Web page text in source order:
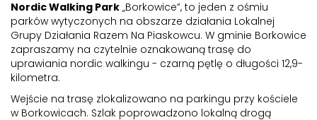
Nordic Walking Park „Borkowice”, to jeden z ośmiu
parków wytyczonych na obszarze działania Lokalnej
Grupy Działania Razem Na Piaskowcu. W gminie Borkowice
zapraszamy na czytelnie oznakowaną trasę do
uprawiania nordic walkingu - czarną pętlę o długości 12,9-
kilometra.
Wejście na trasę zlokalizowano na parkingu przy kościele
w Borkowicach. Szlak poprowadzono lokalną drogą